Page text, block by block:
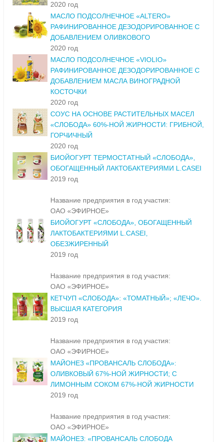
2020 год
МАСЛО ПОДСОЛНЕЧНОЕ «ALTERO»
РАФИНИРОВАННОЕ ДЕЗОДОРИРОВАННОЕ С
ДОБАВЛЕНИЕМ ОЛИВКОВОГО
2020 год
МАСЛО ПОДСОЛНЕЧНОЕ «VIOLIO»
РАФИНИРОВАННОЕ ДЕЗОДОРИРОВАННОЕ С
ДОБАВЛЕНИЕМ МАСЛА ВИНОГРАДНОЙ
КОСТОЧКИ
2020 год
СОУС НА ОСНОВЕ РАСТИТЕЛЬНЫХ МАСЕЛ
«СЛОБОДА» 60%-НОЙ ЖИРНОСТИ: ГРИБНОЙ,
ГОРЧИЧНЫЙ
2020 год
БИОЙОГУРТ ТЕРМОСТАТНЫЙ «СЛОБОДА»,
ОБОГАЩЕННЫЙ ЛАКТОБАКТЕРИЯМИ L.CASEI
2019 год
Название предприятия в год участия:
ОАО «ЭФИРНОЕ»
БИОЙОГУРТ «СЛОБОДА», ОБОГАЩЕННЫЙ
ЛАКТОБАКТЕРИЯМИ L.CASEI,
ОБЕЗЖИРЕННЫЙ
2019 год
Название предприятия в год участия:
ОАО «ЭФИРНОЕ»
КЕТЧУП «СЛОБОДА»: «ТОМАТНЫЙ»; «ЛЕЧО».
ВЫСШАЯ КАТЕГОРИЯ
2019 год
Название предприятия в год участия:
ОАО «ЭФИРНОЕ»
МАЙОНЕЗ «ПРОВАНСАЛЬ СЛОБОДА»:
ОЛИВКОВЫЙ 67%-НОЙ ЖИРНОСТИ; С
ЛИМОННЫМ СОКОМ 67%-НОЙ ЖИРНОСТИ
2019 год
Название предприятия в год участия:
ОАО «ЭФИРНОЕ»
МАЙОНЕЗ: «ПРОВАНСАЛЬ СЛОБОДА